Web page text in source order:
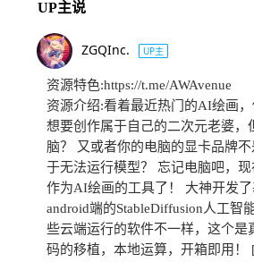
UP主说
ZGQInc. UP主
资源特色:https://t.me/AWAvenue
资源介绍:看着最近热门的AI绘画，
想要创作属于自己的二次元老婆，
脑？ 又或者你的电脑的显卡品牌
于无法运行模型？ 忘记电脑吧，
作为AI绘画的工具了！ 大神开发
android端的StableDiffusion人工智
些云端运行的软件不一样，这个是
码的移植，本地运算，开箱即用！